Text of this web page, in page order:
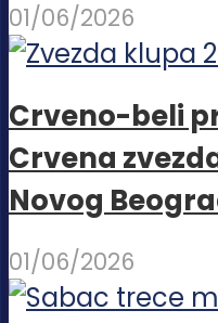
01/06/2026
Crveno-beli
Crvena
Novog
01/06/2026